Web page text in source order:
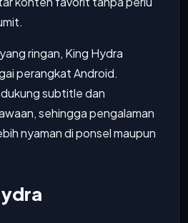
ringan, King Hydra
perangkat Android.
subtitle dan
sehingga pengalaman
nyaman di ponsel maupun